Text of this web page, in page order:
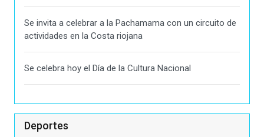
Se invita a celebrar a la Pachamama con un circuito de
actividades en la Costa riojana
Se celebra hoy el Día de la Cultura Nacional
Deportes